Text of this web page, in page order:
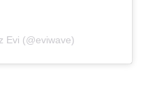
Evi (@eviwave)